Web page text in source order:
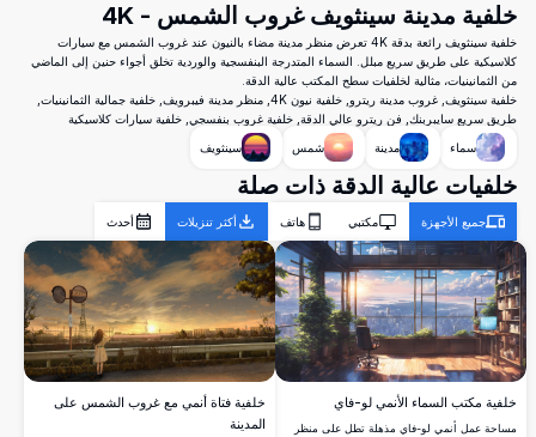
خلفية مدينة سينثويف غروب الشمس - 4K
خلفية سينثويف رائعة بدقة 4K تعرض منظر مدينة مضاء بالنيون عند غروب الشمس مع سيارات
كلاسيكية على طريق سريع مبلل. السماء المتدرجة البنفسجية والوردية تخلق أجواء حنين إلى الماضي
من الثمانينيات، مثالية لخلفيات سطح المكتب عالية الدقة.
خلفية سينثويف, غروب مدينة ريترو, خلفية نيون 4K, منظر مدينة فيبرويف, خلفية جمالية الثمانينيات,
طريق سريع سايبربنك, فن ريترو عالي الدقة, خلفية غروب بنفسجي, خلفية سيارات كلاسيكية
سماء
مدينة شمس سينثويف
خلفيات عالية الدقة ذات صلة
جميع الأجهزة مكتبي هاتف أكثر تنزيلات أحدث
خلفية مكتب السماء الأنمي لو-فاي
مساحة عمل أنمي لو-فاي مذهلة تطل على منظر
خلفية فتاة أنمي مع غروب الشمس على
المدينة